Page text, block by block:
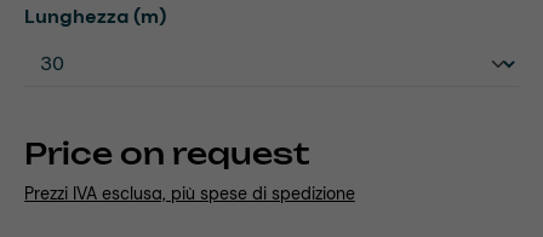
Price on request
Prezzi IVA esclusa, più spese di spedizione
Select
Lunghezza (m)